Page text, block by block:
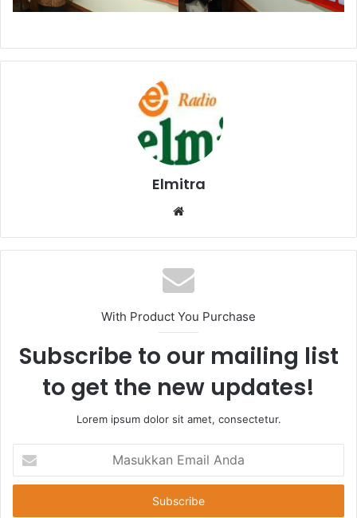
Elmitra
Website
With Product You Purchase
Subscribe to our mailing list
to get the new updates!
Lorem ipsum dolor sit amet, consectetur.
Email
Anda